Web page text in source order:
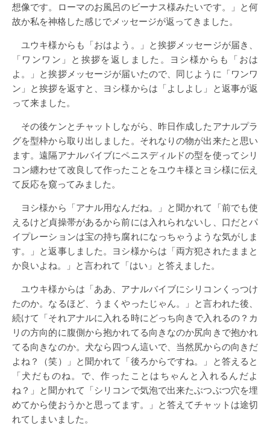
想像です。ローマのお風呂のビーナス様みたいです。」と何
故か私を神格した感じでメッセージが返ってきました。
ユウキ様からも「おはよう。」と挨拶メッセージが届き、
「ワンワン」と挨拶を返しました。ヨシ様からも「おは
よ。」と挨拶メッセージが届いたので、同じように「ワンワ
ン」と挨拶を返すと、ヨシ様からは「よしよし」と返事が返
って来ました。
その後ケンとチャットしながら、昨日作成したアナルプラ
グを型枠から取り出しました。それなりの物が出来たと思い
ます。遠隔アナルバイブにペニスディルドの型を使ってシリ
コン纏わせて改良して作ったことをユウキ様とヨシ様に伝え
て反応を窺ってみました。
ヨシ様から「アナル用なんだね。」と聞かれて「前でも使
えるけど貞操帯があるから前には入れられないし、口だとパ
イプレーションは宝の持ち腐れになっちゃうような気がしま
す。」と返事しました。ヨシ様からは「両方犯されたままと
か良いよね。」と言われて「はい」と答えました。
ユウキ様からは「ああ、アナルバイブにシリコンくっつけ
たのか。なるほど、うまくやったじゃん。」と言われた後、
続けて「それアナルに入れる時にどっち向きで入れるの？カ
リの方向的に腹側から抱かれてる向きなのか尻向きで抱かれ
てる向きなのか。犬なら四つん這いで、当然尻からの向きだ
よね？（笑）」と聞かれて「後ろからですね。」と答えると
「犬だものね。で、作ったことはちゃんと入れるんだよ
ね？」と聞かれて「シリコンで気泡で出来たぶつぶつ穴を埋
めてから使おうかと思ってます。」と答えてチャットは途切
れてしまいました。